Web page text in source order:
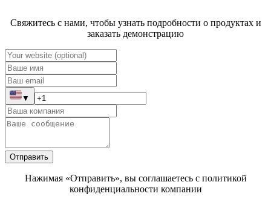
Свяжитесь с нами, чтобы узнать подробности о продуктах и
заказать демонстрацию
▼
Отправить
Нажимая «Отправить», вы соглашаетесь с политикой
конфиденциальности компании